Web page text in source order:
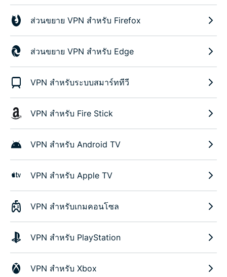
ส่วนขยาย VPN สำหรับ Firefox
ส่วนขยาย VPN สำหรับ Edge
VPN สำหรับระบบสมาร์ททีวี
VPN สำหรับ Fire Stick
VPN สำหรับ Android TV
VPN สำหรับ Apple TV
VPN สำหรับเกมคอนโซล
VPN สำหรับ PlayStation
VPN สำหรับ Xbox